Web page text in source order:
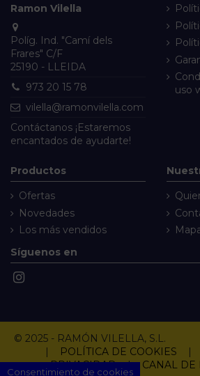
Ramon Vilella
Políg. Ind. "Camí dels
Frares" C/F
25190 - LLEIDA
973 20 15 78
vilella@ramonvilella.com
Contáctanos ¡Estaremos
encantados de ayudarte!
uso
Productos
Ofertas
Novedades
Los más vendidos
Síguenos en
© 2025 - RAMÓN VILELLA,
|
POLÍTICA DE COOKIES |
PRIVACIDAD| CANAL DE
Consentimiento de cookies